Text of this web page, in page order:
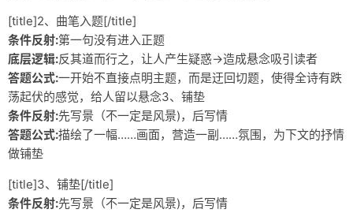
OI
游戏
数学
[title]2、曲笔入题[/title]
条件反射:第一句没有进入正题
底层逻辑:反其道而行之，让人产生疑惑→造成悬念吸引读者
答题公式:一开始不直接点明主题，而是迂回切题，使得全诗有跌
荡起伏的感觉，给人留以悬念3、铺垫
条件反射:先写景（不一定是风景)，后写情
答题公式:描绘了一幅……画面，营造一副……氛围，为下文的抒情
做铺垫
[title]3、铺垫[/title]
条件反射:先写景（不一定是风景)，后写情